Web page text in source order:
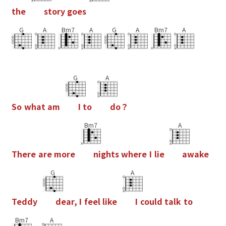
the story goes
G A Bm7 A G A Bm7 A
So what am
G
I to
A
do？
There are more
Bm7
nightswhere I lie
A
awake
Teddy
G
dear, I feel like
A
I could talk to
Bm7 A